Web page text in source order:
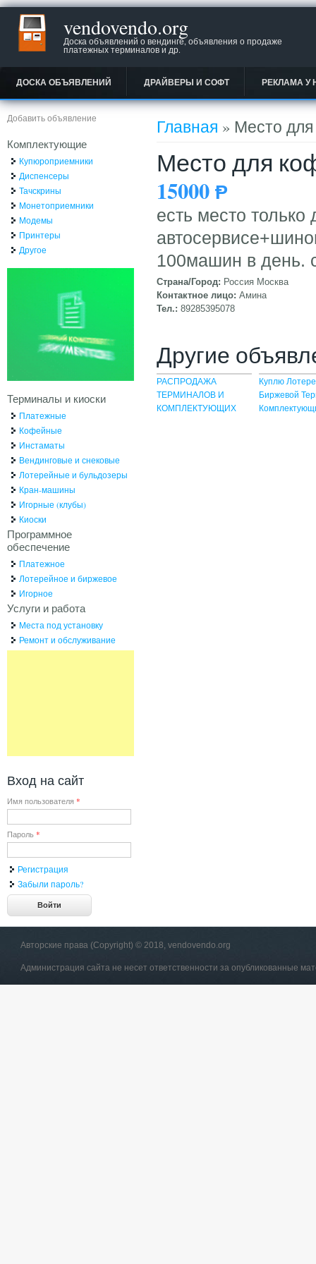
vendovendo.org
Доска объявлений о вендинге, объявления о продаже
платежных терминалов и др.
ДОСКА ОБЪЯВЛЕНИЙ ДРАЙВЕРЫ И СОФТ РЕКЛАМА У
Вы здесь
Главная » Место
Место для
15000 Ᵽ
есть место только
100машин в день.
Страна/Город: Россия Москва
Контактное лицо: Амина
Тел.: 89285395078
Другие
РАСПРОДАЖА
ТЕРМИНАЛОВ И
КОМПЛЕКТУЮЩИХ
Куплю
Биржевой
Добавить объявление
Комплектующие
Купюроприемники
Диспенсеры
Тачскрины
Монетоприемники
Модемы
Принтеры
Другое
Терминалы и киоски
Платежные
Кофейные
Инстаматы
Вендинговые и снековые
Лотерейные и бульдозеры
Кран-машины
Игорные (клубы)
Киоски
Программное
обеспечение
Платежное
Лотерейное и биржевое
Игорное
Услуги и работа
Места под установку
Ремонт и обслуживание
Вход на сайт
Имя пользователя *
Пароль *
Регистрация
Забыли пароль?
Авторские права (Copyright) © 2018, vendovendo.org
Администрация сайта не несет ответственности за опубликованные